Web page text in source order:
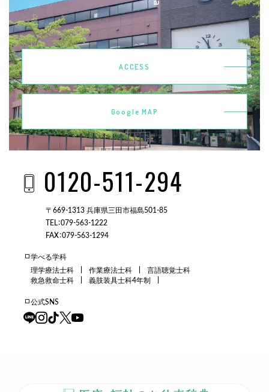
ACCESS
Google MAP
0120-511-294
〒669-1313 兵庫県三田市福島501-85
TEL：079-563-1222
FAX：079-563-1294
学べる学科
理学療法士科
作業療法士科
言語聴覚士科
救急救命士科
義肢装具士科4年制
公式SNS